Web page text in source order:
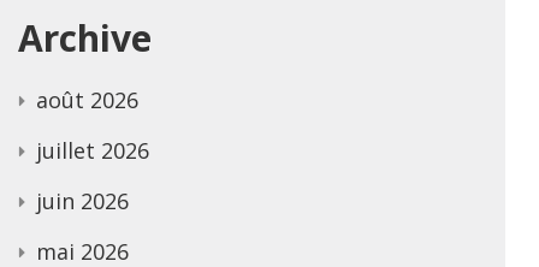
Archive
août 2026
juillet 2026
juin 2026
mai 2026